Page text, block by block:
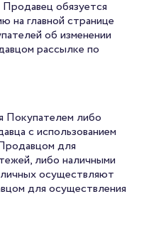
обязуется
на главной странице
об изменении
рассылке по
Покупателем либо
с использованием
для
либо наличными
осуществляют
для осуществления